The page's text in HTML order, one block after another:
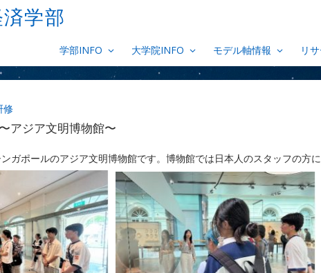
済学部
学部INFO 大学院INFO モデル軸情報 リ
修
アジア文明博物館〜
ガポールのアジア文明博物館です。博物館では日本人のスタッフの方